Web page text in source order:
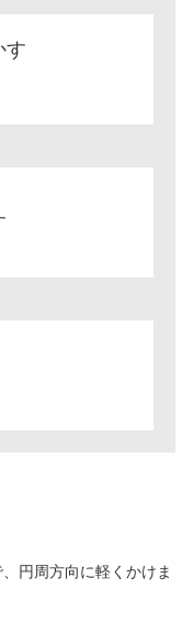
す
円周方向に軽くかけま